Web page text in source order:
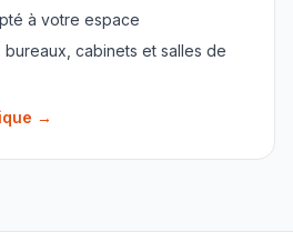
à votre espace
bureaux, cabinets et salles de
→